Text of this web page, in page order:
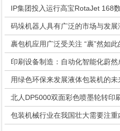
IP集团投入运行高宝RotaJet 168
码垛机器人具有广泛的市场与发展
裹包机应用广泛受关注 “裹”然如
印刷设备制造：自动化智能化蔚然
用绿色环保来发展液体包装机的未
北人DP5000双面彩色喷墨轮转印
包装机械行业在我国壮大需要注重